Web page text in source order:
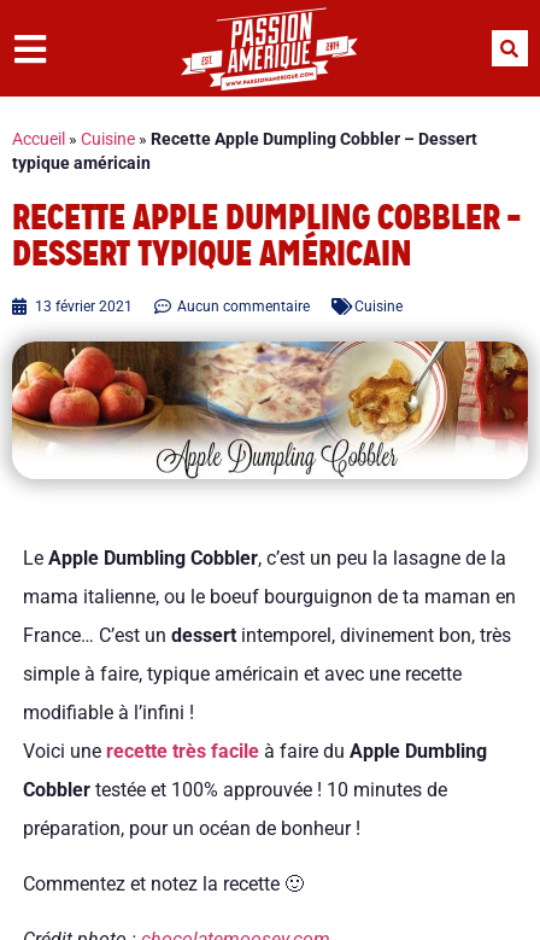
Accueil » Cuisine » Recette Apple Dumpling Cobbler – Dessert
typique américain
RECETTE APPLE DUMPLING COBBLER –
DESSERT TYPIQUE AMÉRICAIN
13 février 2021 Aucun commentaire Cuisine
Le Apple Dumbling Cobbler, c’est un peu la lasagne de la
mama italienne, ou le boeuf bourguignon de ta maman en
France… C’est un dessertintemporel, divinement bon, très
simple à faire, typique américain et avec une recette
modifiable à l’infini !
Voici une recette très facileà faire du Apple Dumbling
Cobblertestée et 100% approuvée ! 10 minutes de
préparation, pour un océan de bonheur !
Commentez et notez la recette 🙂